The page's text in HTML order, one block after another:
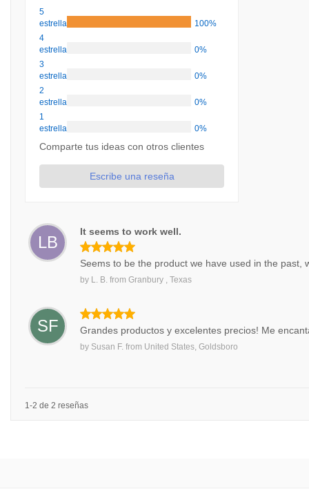
5
estrellas
100%
4
estrellas
0%
3
estrellas
0%
2
estrellas
0%
1
estrellas
0%
Comparte tus ideas con otros clientes
Escribe una reseña
LB
It seems to work well.
Seems to be the product we have used in the past,
by L. B. from Granbury , Texas
SF Grandes productos y excelentes precios! Me
by Susan F. from United States, Goldsboro
1-2 de 2 reseñas